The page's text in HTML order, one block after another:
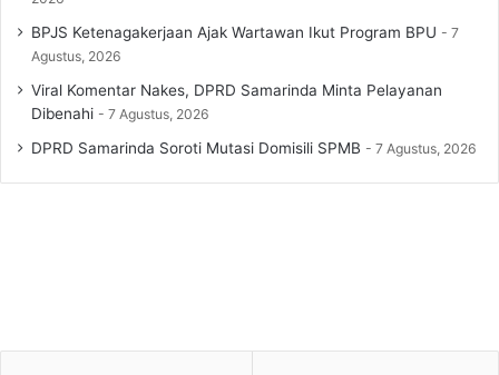
BPJS Ketenagakerjaan Ajak Wartawan Ikut Program BPU
7
Agustus, 2026
Viral Komentar Nakes, DPRD Samarinda Minta Pelayanan
Dibenahi
7 Agustus, 2026
DPRD Samarinda Soroti Mutasi Domisili SPMB 7 Agustus, 2026